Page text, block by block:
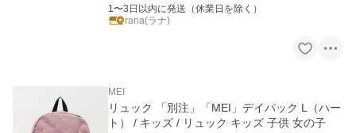
1〜3日以内に発送（休業日を除く）
rana(ラナ)
MEI
リュック 「別注」「MEI」デイパック L（ハー
ト） / キッズ / リュック キッズ 子供 女の子